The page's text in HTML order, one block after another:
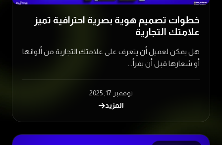
خطوات تصميم هوية بصرية احترافية تميز
علامتك التجارية
هل يمكن لعميل أن يتعرف على علامتك التجارية من ألوانها
أو شعارها قبل أن يقرأ...
نوفمبر 17, 2025
المزيد